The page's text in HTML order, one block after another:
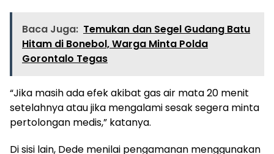
Baca Juga: Temukan dan Segel Gudang Batu
Hitam di Bonebol, Warga Minta Polda
Gorontalo Tegas
“Jika masih ada efek akibat gas air mata 20 menit
setelahnya atau jika mengalami sesak segera minta
pertolongan medis,” katanya.
Di sisi lain, Dede menilai pengamanan menggunakan